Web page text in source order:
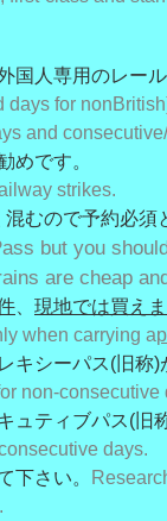
国人専用のレー
for
and
めです。
strikes.
むので予約必須
but you
are cheap
現地では買え
when carrying a
キシーパス(旧称)
non-consecutive
ュティブパス(旧
days.
下さい。